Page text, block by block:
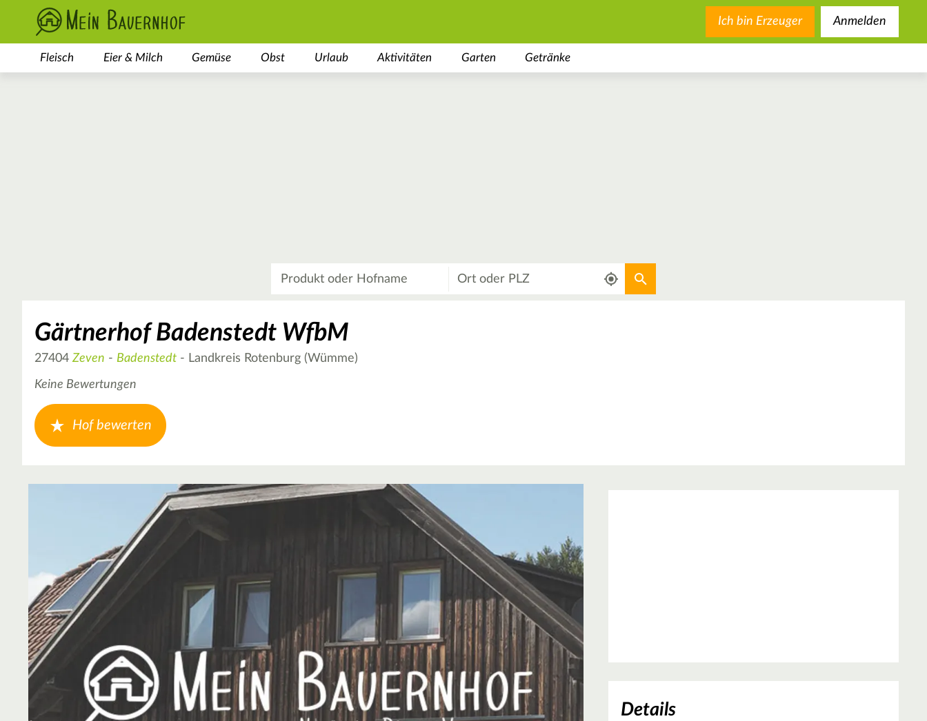
Ich bin Erzeuger Anmelden
Fleisch Eier & Milch Gemüse Obst Urlaub Aktivitäten Garten Getränke
Aktuellen Standort verwenden
Gärtnerhof Badenstedt WfbM
27404Zeven - Badenstedt - Landkreis Rotenburg (Wümme)
Keine Bewertungen
Hof bewerten
Details